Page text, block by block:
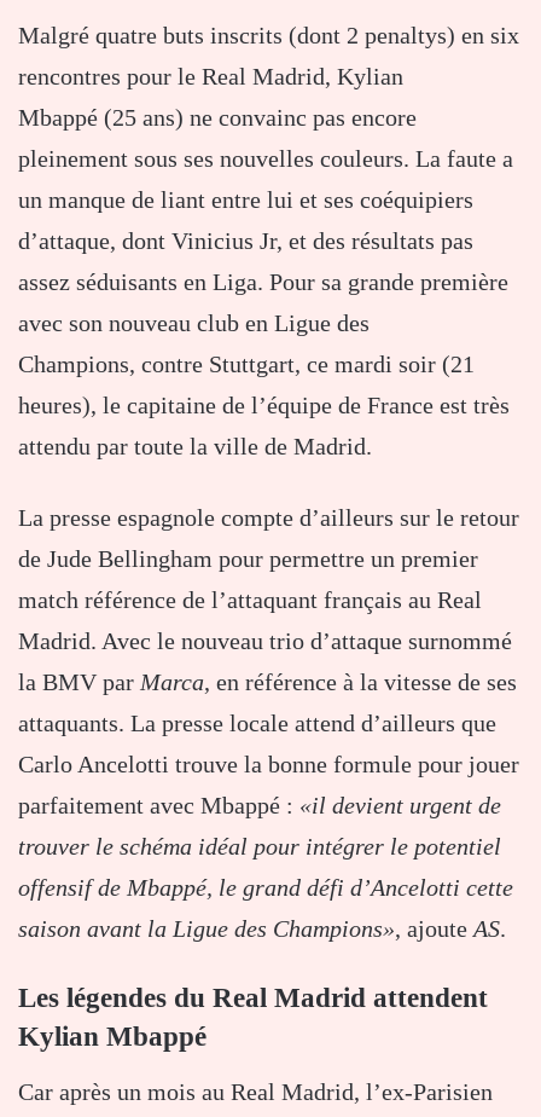
Malgré quatre buts inscrits (dont 2 penaltys) en six
rencontres pour le Real Madrid, Kylian
Mbappé (25 ans) ne convainc pas encore
pleinement sous ses nouvelles couleurs. La faute a
un manque de liant entre lui et ses coéquipiers
d’attaque, dont Vinicius Jr, et des résultats pas
assez séduisants en Liga. Pour sa grande première
avec son nouveau club en Ligue des
Champions, contre Stuttgart, ce mardi soir (21
heures), le capitaine de l’équipe de France est très
attendu par toute la ville de Madrid.
La presse espagnole compte d’ailleurs sur le retour
de Jude Bellingham pour permettre un premier
match référence de l’attaquant français au Real
Madrid. Avec le nouveau trio d’attaque surnommé
la BMV par Marca, en référence à la vitesse de ses
attaquants. La presse locale attend d’ailleurs que
Carlo Ancelotti trouve la bonne formule pour jouer
parfaitement avec Mbappé : «il devient urgent de
trouver le schéma idéal pour intégrer le potentiel
offensif de Mbappé, le grand défi d’Ancelotti cette
saison avant la Ligue des Champions», ajoute AS.
Les légendes du Real Madrid attendent
Kylian Mbappé
Car après un mois au Real Madrid, l’ex-Parisien